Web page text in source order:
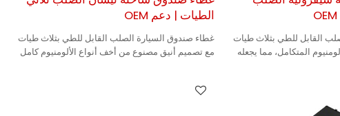
القابل للطي بثلاث طيات
المتكامل، مما يجعله
الطيات | دعم OEM
غطاء صندوق السيارة الصلب القابل للطي بثلاث طيات
مع تصميم أنيق مصنوع من أخف أنواع الألومنيوم كامل